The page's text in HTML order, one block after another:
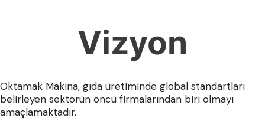
Vizyon
Oktamak Makina, gıda üretiminde global standartları
belirleyen sektörün öncü firmalarından biri olmayı
amaçlamaktadır.